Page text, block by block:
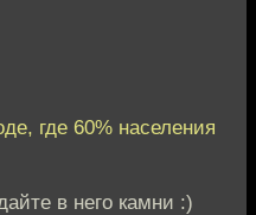
где 60% населения
в него камни :)